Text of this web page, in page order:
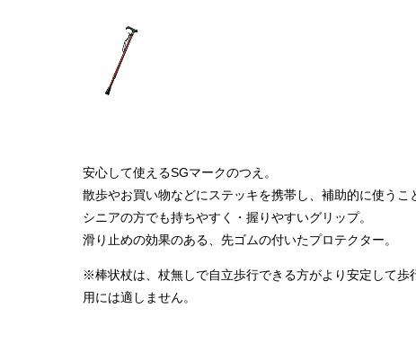
安心して使えるSGマークのつえ。
散歩やお買い物などにステッキを携帯し、補助的に使うこ
シニアの方でも持ちやすく・握りやすいグリップ。
滑り止めの効果のある、先ゴムの付いたプロテクター。
※棒状杖は、杖無しで自立歩行できる方がより安定して
用には適しません。